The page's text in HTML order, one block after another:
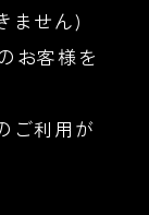
ません)
お客様を
ご利用が